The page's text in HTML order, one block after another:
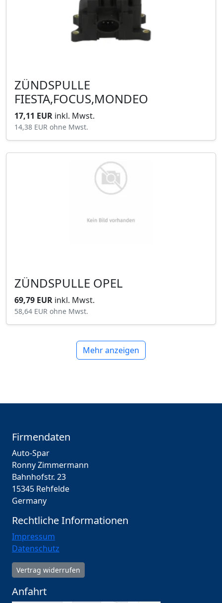
ZÜNDSPULLE
FIESTA,FOCUS,MONDEO
17,11 EUR inkl. Mwst.
14,38 EUR ohne Mwst.
ZÜNDSPULLE OPEL
69,79 EUR inkl. Mwst.
58,64 EUR ohne Mwst.
Mehr anzeigen
Firmendaten
Auto-Spar
Ronny Zimmermann
Bahnhofstr. 23
15345 Rehfelde
Germany
Rechtliche Informationen
Impressum
Datenschutz
Vertrag widerrufen
Anfahrt